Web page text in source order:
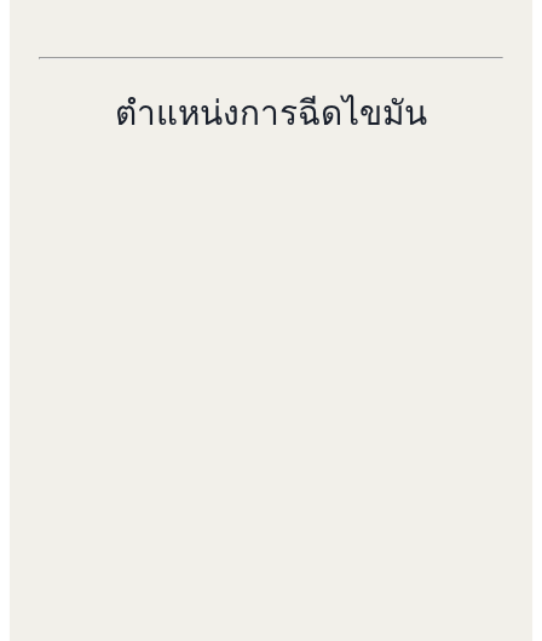
ตำแหน่งการฉีดไขมัน